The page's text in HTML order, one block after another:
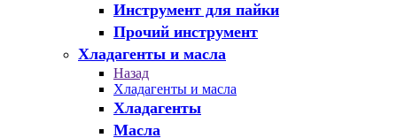
Инструмент для пайки
Прочий инструмент
Хладагенты и масла
Назад
Хладагенты и масла
Хладагенты
Масла